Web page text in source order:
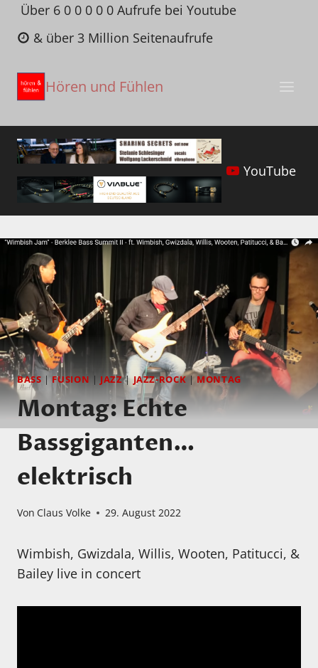
Zum
Inhalt
springen
Über 6 0 0 0 0 0 Aufrufe bei Youtube
& über 3 Million Seitenaufrufe
Hören und Fühlen
YouTube
BASS | FUSION | JAZZ|JAZZ-ROCK| MONTAG
Montag: Echte
Bassgiganten…
elektrisch
Von Claus Volke 29. August 2022
Wimbish, Gwizdala, Willis, Wooten, Patitucci, &
Bailey live in concert